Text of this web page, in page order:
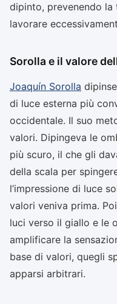
dipinto, prevenendo
lavorare
Sorolla e il valore
Joaquín Sorolla
di luce esterna più
occidentale. Il suo
valori. Dipingeva le
più scuro, il che gli
della scala per
l’impressione di luce
valori veniva prima.
luci verso il giallo e le
amplificare la
base di valori, quegli
apparsi arbitrari.